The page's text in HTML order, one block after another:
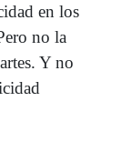
en los
no la
Y no